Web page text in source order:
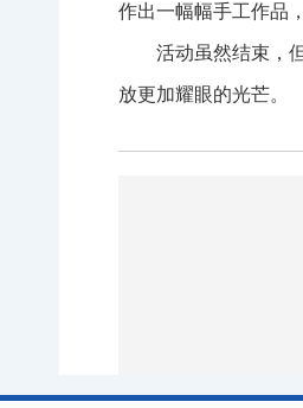
作出一幅幅手工作品
活动虽然结束，
放更加耀眼的光芒。